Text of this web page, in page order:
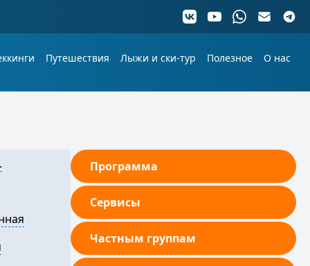
Путешествия Лыжи и ски-тур Полезное О нас
Программа
Сервисы
Частным группам